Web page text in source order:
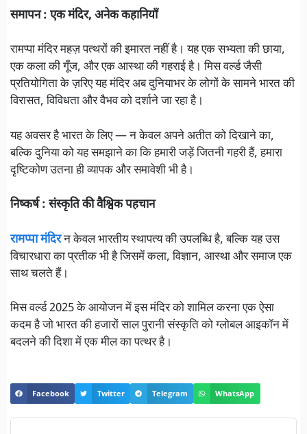
समापन : एक मंदिर, अनेक कहानियाँ
रामप्पा मंदिर महज़ पत्थरों की इमारत नहीं है। यह एक सभ्यता की छाया,
एक कला की गूँज, और एक आस्था की गहराई है। मिस वर्ल्ड जैसी
प्रतियोगिता के ज़रिए यह मंदिर अब दुनियाभर के लोगों के सामने भारत की
विरासत, विविधता और वैभव को दर्शाने जा रहा है।
यह अवसर है भारत के लिए — न केवल अपने अतीत को दिखाने का,
बल्कि दुनिया को यह समझाने का कि हमारी जड़ें जितनी गहरी हैं, हमारा
दृष्टिकोण उतना ही व्यापक और समावेशी भी है।
निष्कर्ष : संस्कृति की वैश्विक पहचान
रामप्पा मंदिरन केवल भारतीय स्थापत्य की उपलब्धि है, बल्कि यह उस
विचारधारा का प्रतीक भी है जिसमें कला, विज्ञान, आस्था और समाज एक
साथ चलते हैं।
मिस वर्ल्ड 2025 के आयोजन में इस मंदिर को शामिल करना एक ऐसा
कदम है जो भारत की हजारों साल पुरानी संस्कृति को ग्लोबल आइकॉन में
बदलने की दिशा में एक मील का पत्थर है।
Facebook Twitter Telegram WhatsApp